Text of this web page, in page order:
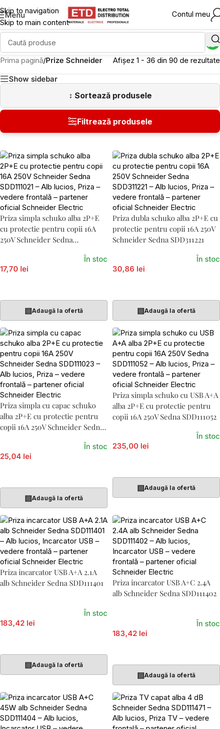
Skip to navigation
Skip to main content
Menu Contul meu
Prima pagină/Prize Schneider
Afișez 1 - 36 din 90 de rezultate
Show sidebar
Priza simpla schuko alba 2P+E
cu protectie pentru copii 16A
250V Schneider Sedna
17,70 lei
În stoc
▤Adaugă la ofertă
Priza dubla schuko alba 2P+E cu
protectie pentru copii 16A 250V
Schneider Sedna SDD311221
30,86 lei
În stoc
▤Adaugă la ofertă
Priza simpla cu capac schuko
alba 2P+E cu protectie pentru
copii 16A 250V Schneider Sedna
25,04 lei
În stoc
▤Adaugă la ofertă
Priza simpla schuko cu USB A+A
alba 2P+E cu protectie pentru
copii 16A 250V Sedna SDD111052
235,00 lei
În stoc
▤Adaugă la ofertă
Priza incarcator USB A+A 2.1A
alb Schneider Sedna SDD111401
183,42 lei
În stoc
▤Adaugă la ofertă
Priza incarcator USB A+C 2.4A
alb Schneider Sedna SDD111402
183,42 lei
În stoc
▤Adaugă la ofertă